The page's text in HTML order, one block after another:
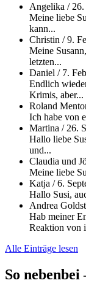
Angelika / 26.
Meine liebe
kann...
Christin /9.
Meine
letzten...
Daniel / 7.
Endlich
Krimis, aber...
Roland
Ich habe von
Martina / 26.
Hallo liebe
und...
Claudia und
Meine liebe
Katja /6.
Hallo Susi,
Andrea
Hab meiner
Reaktion von
Alle Einträge lesen
So